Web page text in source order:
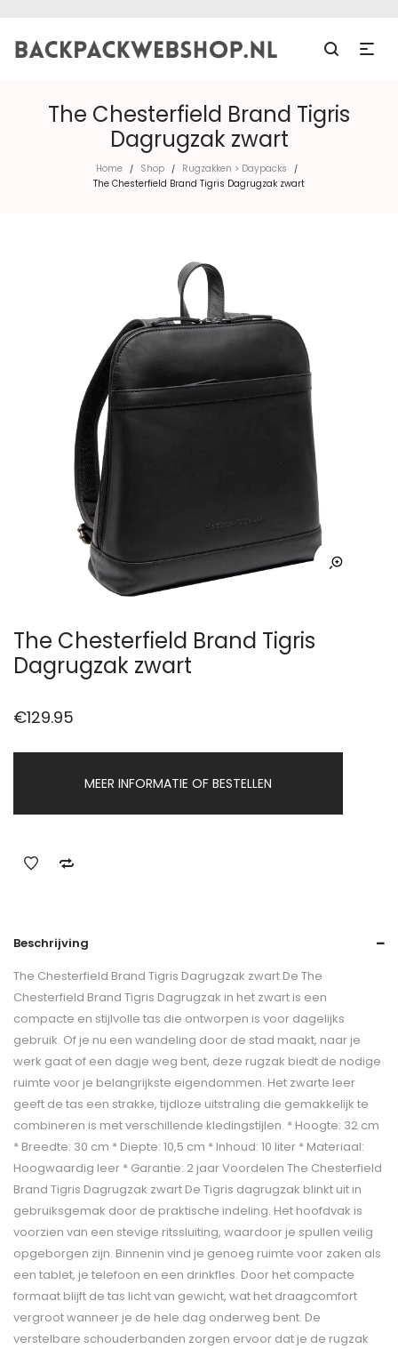
The Chesterfield Brand Tigris
Dagrugzak zwart
Home / Shop / Rugzakken > Daypacks /
The Chesterfield Brand Tigris Dagrugzak zwart
The Chesterfield Brand Tigris
Dagrugzak zwart
€129.95
MEER INFORMATIE OF BESTELLEN
Beschrijving
The Chesterfield Brand Tigris Dagrugzak zwart De The
Chesterfield Brand Tigris Dagrugzak in het zwart is een
compacte en stijlvolle tas die ontworpen is voor dagelijks
gebruik. Of je nu een wandeling door de stad maakt, naar je
werk gaat of een dagje weg bent, deze rugzak biedt de nodige
ruimte voor je belangrijkste eigendommen. Het zwarte leer
geeft de tas een strakke, tijdloze uitstraling die gemakkelijk te
combineren is met verschillende kledingstijlen. * Hoogte: 32 cm
* Breedte: 30 cm * Diepte: 10,5 cm * Inhoud: 10 liter * Materiaal:
Hoogwaardig leer * Garantie: 2 jaar Voordelen The Chesterfield
Brand Tigris Dagrugzak zwart De Tigris dagrugzak blinkt uit in
gebruiksgemak door de praktische indeling. Het hoofdvak is
voorzien van een stevige ritssluiting, waardoor je spullen veilig
opgeborgen zijn. Binnenin vind je genoeg ruimte voor zaken als
een tablet, je telefoon en een drinkfles. Door het compacte
formaat blijft de tas licht van gewicht, wat het draagcomfort
vergroot wanneer je de hele dag onderweg bent. De
verstelbare schouderbanden zorgen ervoor dat je de rugzak